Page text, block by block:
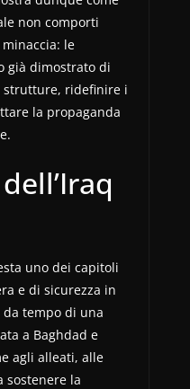
non comporti
le
già dimostrato di
strutture, ridefinire i
la propaganda
uno dei capitoli
e di sicurezza in
tempo di una
a Baghdad e
agli alleati, alle
sostenere la